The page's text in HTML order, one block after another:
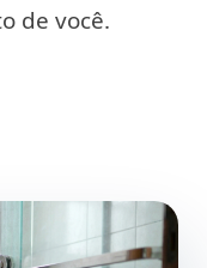
de você.